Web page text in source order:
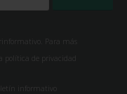
Para más
política de privacidad
informativo